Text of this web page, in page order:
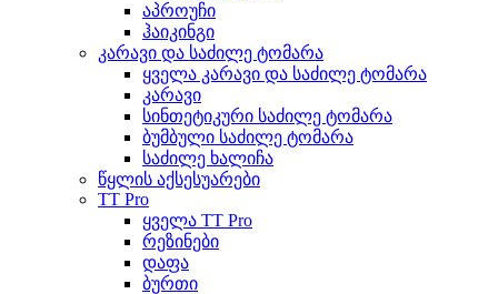
აპროუჩი
ჰაიკინგი
კარავი და საძილე ტომარა
ყველა კარავი და საძილე ტომარა
კარავი
სინთეტიკური საძილე ტომარა
ბუმბული საძილე ტომარა
საძილე ხალიჩა
წყლის აქსესუარები
TT Pro
ყველა TT Pro
რეზინები
დაფა
ბურთი